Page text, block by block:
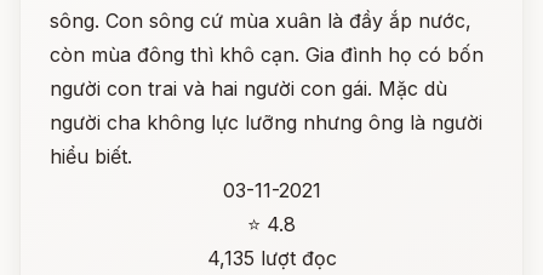
sông. Con sông cứ mùa xuân là đầy ắp nước,
còn mùa đông thì khô cạn. Gia đình họ có bốn
người con trai và hai người con gái. Mặc dù
người cha không lực lưỡng nhưng ông là người
hiểu biết.
03-11-2021
⭐ 4.8
4,135 lượt đọc